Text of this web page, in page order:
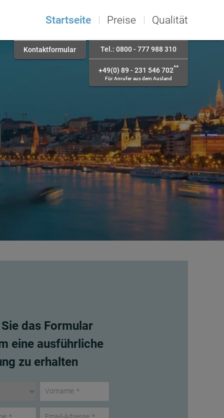
Startseite Preise Qualität
Kontaktformular Tel.: 0800 - 777 988 310
+49(0) 89 - 231 546 702**
Für Anrufer aus dem Ausland
das Formular
eine ausführliche
zu erhalten